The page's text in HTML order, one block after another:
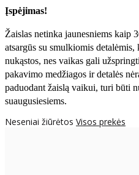
Įspėjimas!
Žaislas netinka jaunesniems kaip
atsargūs su smulkiomis
nukąstos, nes vaikas gali
pakavimo medžiagos ir detalės
paduodant žaislą vaikui, turi būti
suaugusiesiems.
Neseniai žiūrėtos Visos prekės